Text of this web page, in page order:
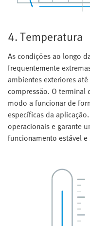
4. Temperatura
As condições ao longo
frequentemente
ambientes exteriores
compressão. O terminal
modo a funcionar de
específicas da
operacionais e garante
funcionamento estável e